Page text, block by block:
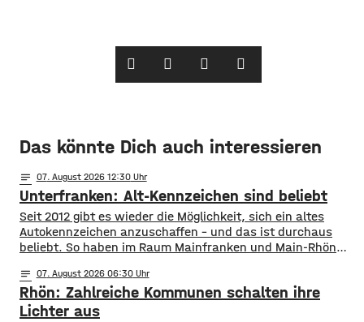
Das könnte Dich auch interessieren
notes 07. August 2026 12:30
Unterfranken: Alt-Kennzeichen sind beliebt
Seit 2012 gibt es wieder die Möglichkeit, sich ein altes
Autokennzeichen anzuschaffen – und das ist durchaus
beliebt. So haben im Raum Mainfranken und Main-Rhön
sind es mit rund 11.900 mit dem Kennzeichen OCH für den
Altlandkreis Ochsenfurt. Dahinter kommen EBN für Ebern
mit fast 8.800 und
notes 07. August 2026 06:30
Rhön: Zahlreiche Kommunen schalten ihre
Lichter aus